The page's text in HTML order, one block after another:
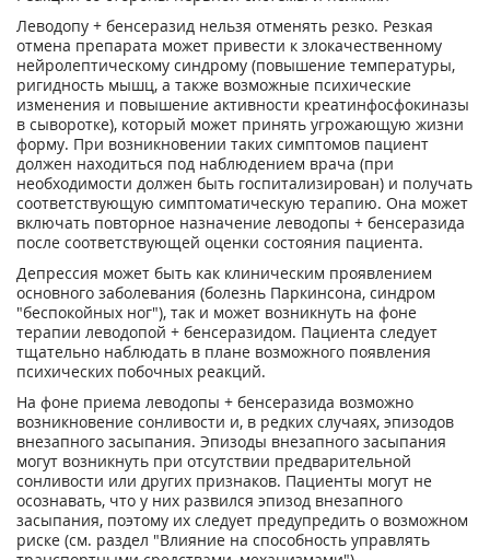
Леводопу + бенсеразид нельзя отменять резко. Резкая
отмена препарата может привести к злокачественному
нейролептическому синдрому (повышение температуры,
ригидность мышц, а также возможные психические
изменения и повышение активности креатинфосфокиназы
в сыворотке), который может принять угрожающую жизни
форму. При возникновении таких симптомов пациент
должен находиться под наблюдением врача (при
необходимости должен быть госпитализирован) и получать
соответствующую симптоматическую терапию. Она может
включать повторное назначение леводопы + бенсеразида
после соответствующей оценки состояния пациента.
Депрессия может быть как клиническим проявлением
основного заболевания (болезнь Паркинсона, синдром
"беспокойных ног"), так и может возникнуть на фоне
терапии леводопой + бенсеразидом. Пациента следует
тщательно наблюдать в плане возможного появления
психических побочных реакций.
На фоне приема леводопы + бенсеразида возможно
возникновение сонливости и, в редких случаях, эпизодов
внезапного засыпания. Эпизоды внезапного засыпания
могут возникнуть при отсутствии предварительной
сонливости или других признаков. Пациенты могут не
осознавать, что у них развился эпизод внезапного
засыпания, поэтому их следует предупредить о возможном
риске (см. раздел "Влияние на способность управлять